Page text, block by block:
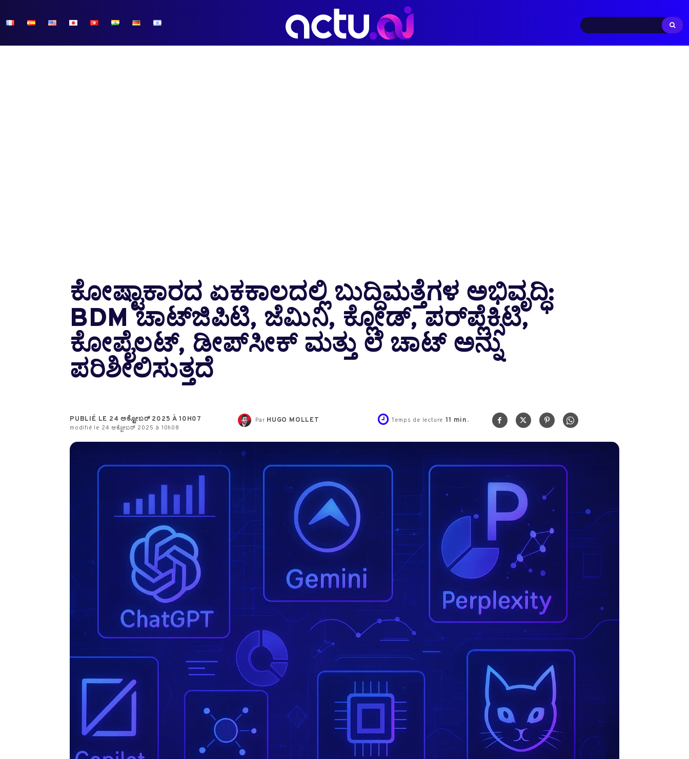
ಕೋಷ್ಟಾಕಾರದ ಏಕಕಾಲದಲ್ಲಿ ಬುದ್ದಿಮತ್ತೆಗಳ ಅಭಿವೃದ್ಧಿ:
BDM ಚಾಟ್‌ಜಿಪಿಟಿ, ಜೆಮಿನಿ, ಕ್ಲೋಡ್, ಪರ್‌ಪ್ಲೆಕ್ಸಿಟಿ,
ಕೋಪೈಲಟ್, ಡೀಪ್‌ಸೀಕ್ ಮತ್ತು ಲೆ ಚಾಟ್ ಅನ್ನು
ಪರಿಶೀಲಿಸುತ್ತದೆ
PUBLIÉ LE 24 ಅಕ್ಟೋಬರ್ 2025 À 10H07
modifié le 24 ಅಕ್ಟೋಬರ್ 2025 à 10h08
Par HUGO MOLLET Temps de lecture 11 min.